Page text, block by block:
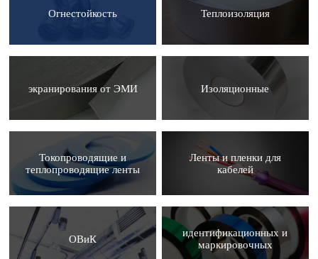
Огнестойкость Теплоизоляция
экранирования от ЭМИ Изоляционные
Токопроводящие и
теплопроводящие ленты
Ленты и пленки для
кабелей
ОВиК
идентификационных и
маркировочных